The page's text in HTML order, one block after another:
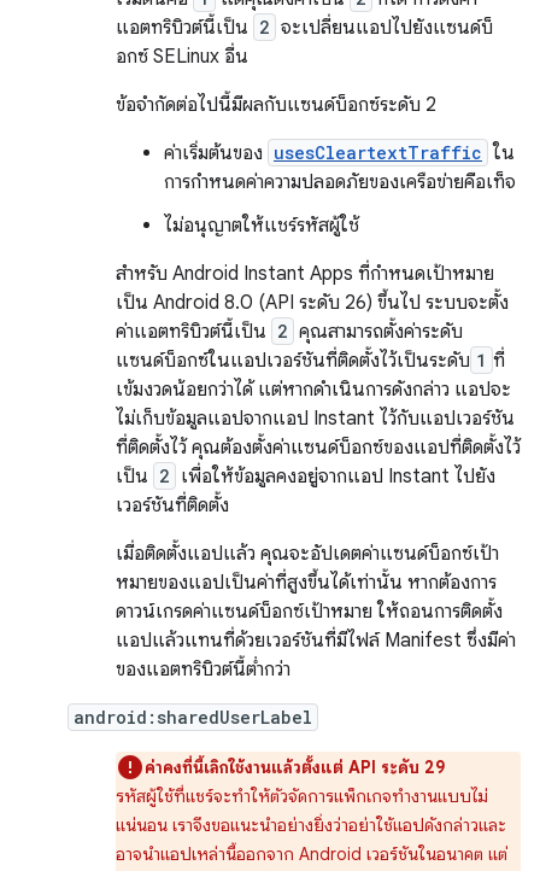
แอตทริบิวต์นี้เป็น 2 จะเปลี่ยนแอปไปยังแซนด์บ็
อกซ์ SELinux อื่น
ข้อจํากัดต่อไปนี้มีผลกับแซนด์บ็อกซ์ระดับ 2
ค่าเริ่มต้นของ usesCleartextTraffic ใน
การกำหนดค่าความปลอดภัยของเครือข่ายคือเท็จ
ไม่อนุญาตให้แชร์รหัสผู้ใช้
สำหรับ Android Instant Apps ที่กําหนดเป้าหมาย
เป็น Android 8.0 (API ระดับ 26) ขึ้นไป ระบบจะตั้ง
ค่าแอตทริบิวต์นี้เป็น 2 คุณสามารถตั้งค่าระดับ
แซนด์บ็อกซ์ในแอปเวอร์ชันที่ติดตั้งไว้เป็นระดับ 1 ที่
เข้มงวดน้อยกว่าได้ แต่หากดำเนินการดังกล่าว แอปจะ
ไม่เก็บข้อมูลแอปจากแอป Instant ไว้กับแอปเวอร์ชัน
ที่ติดตั้งไว้ คุณต้องตั้งค่าแซนด์บ็อกซ์ของแอปที่ติดตั้งไว้
เป็น 2 เพื่อให้ข้อมูลคงอยู่จากแอป Instant ไปยัง
เวอร์ชันที่ติดตั้ง
เมื่อติดตั้งแอปแล้ว คุณจะอัปเดตค่าแซนด์บ็อกซ์เป้า
หมายของแอปเป็นค่าที่สูงขึ้นได้เท่านั้น หากต้องการ
ดาวน์เกรดค่าแซนด์บ็อกซ์เป้าหมาย ให้ถอนการติดตั้ง
แอปแล้วแทนที่ด้วยเวอร์ชันที่มีไฟล์ Manifest ซึ่งมีค่า
ของแอตทริบิวต์นี้ต่ำกว่า
android:sharedUserLabel
ค่าคงที่นี้เลิกใช้งานแล้วตั้งแต่ API ระดับ 29
รหัสผู้ใช้ที่แชร์จะทําให้ตัวจัดการแพ็กเกจทํางานแบบไม่
แน่นอน เราจึงขอแนะนำอย่างยิ่งว่าอย่าใช้แอปดังกล่าวและ
อาจนำแอปเหล่านี้ออกจาก Android เวอร์ชันในอนาคต แต่